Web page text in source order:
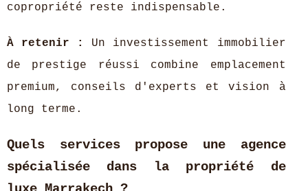
copropriété reste indispensable.
À retenir :
Un investissement immobilier
de prestige réussi combine emplacement
premium, conseils d'experts et vision à
long terme.
Quels services propose une agence
spécialisée dans la propriété de